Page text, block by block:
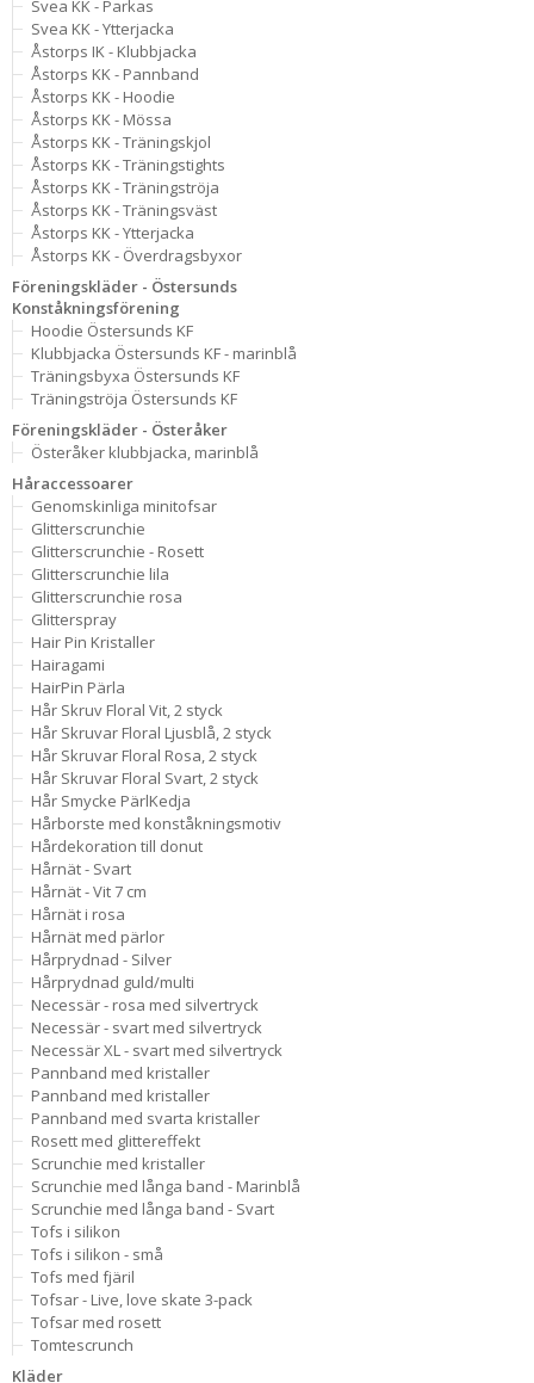
Svea KK - Parkas
Svea KK - Ytterjacka
Åstorps IK - Klubbjacka
Åstorps KK - Pannband
Åstorps KK - Hoodie
Åstorps KK - Mössa
Åstorps KK - Träningskjol
Åstorps KK - Träningstights
Åstorps KK - Träningströja
Åstorps KK - Träningsväst
Åstorps KK - Ytterjacka
Åstorps KK - Överdragsbyxor
Föreningskläder - Östersunds
Konståkningsförening
Hoodie Östersunds KF
Klubbjacka Östersunds KF - marinblå
Träningsbyxa Östersunds KF
Träningströja Östersunds KF
Föreningskläder - Österåker
Österåker klubbjacka, marinblå
Håraccessoarer
Genomskinliga minitofsar
Glitterscrunchie
Glitterscrunchie - Rosett
Glitterscrunchie lila
Glitterscrunchie rosa
Glitterspray
Hair Pin Kristaller
Hairagami
HairPin Pärla
Hår Skruv Floral Vit, 2 styck
Hår Skruvar Floral Ljusblå, 2 styck
Hår Skruvar Floral Rosa, 2 styck
Hår Skruvar Floral Svart, 2 styck
Hår Smycke PärlKedja
Hårborste med konståkningsmotiv
Hårdekoration till donut
Hårnät - Svart
Hårnät - Vit 7 cm
Hårnät i rosa
Hårnät med pärlor
Hårprydnad - Silver
Hårprydnad guld/multi
Necessär - rosa med silvertryck
Necessär - svart med silvertryck
Necessär XL - svart med silvertryck
Pannband med kristaller
Pannband med kristaller
Pannband med svarta kristaller
Rosett med glittereffekt
Scrunchie med kristaller
Scrunchie med långa band - Marinblå
Scrunchie med långa band - Svart
Tofs i silikon
Tofs i silikon - små
Tofs med fjäril
Tofsar - Live, love skate 3-pack
Tofsar med rosett
Tomtescrunch
Kläder